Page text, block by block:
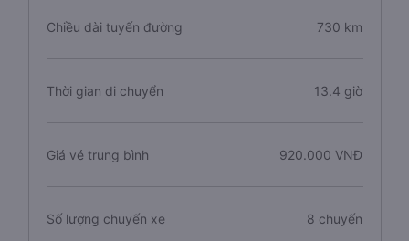
Chiều dài tuyến đường 730 km
Thời gian di chuyển 13.4 giờ
Giá vé trung bình 920.000 VNĐ
Số lượng chuyến xe 8 chuyến